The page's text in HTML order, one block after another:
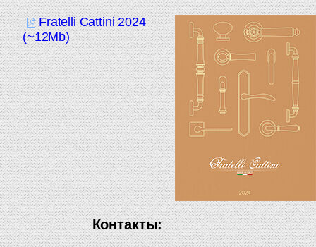
Fratelli Cattini 2024
(~12Mb)
Контакты: